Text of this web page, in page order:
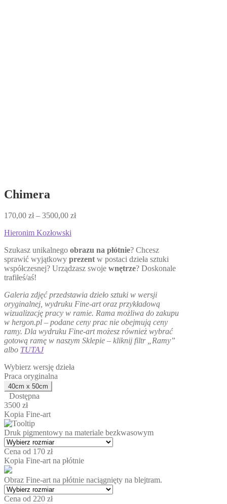
Chimera
170,00 zł – 3500,00 złZakres
do
3500,00 zł
Hieronim Kozłowski
Szukasz unikalnego obrazu na płótnie? Chcesz
sprawić wyjątkowy prezentw postaci dzieła sztuki
współczesnej? Urządzasz swoje wnętrze? Doskonale
trafiłeś/aś!
Galeria zdjęć przedstawia dzieło sztuki w wersji
oryginalnej, wydruku Fine-art oraz przykładową
wizualizację pracy w ramie. Rama możliwa do zakupu
w hergon.pl – podane ceny prac nie obejmują ceny
ramy. Dla wydruku Fine-art możesz również wybrać
gotową ramę w naszym Sklepie – kliknij filtr „Ramy”
albo TUTAJ
Wybierz wersję dzieła
Praca oryginalna
Dostępna
3500 zł
Kopia Fine-art
Druk pigmentowy na materiale bezkwasowym
Cena od 170 zł
Kopia Fine-art na płótnie
Obraz Fine-art na płótnie naciągnięty na blejtram.
Cena od 220 zł